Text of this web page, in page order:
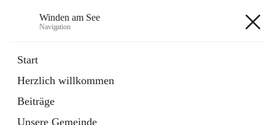
Winden am See
Navigation
Start
Herzlich willkommen
Beiträge
Unsere Gemeinde
Externe Webseite
in